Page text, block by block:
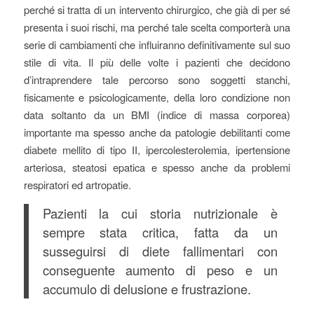
perché si tratta di un intervento chirurgico, che già di per sé
presenta i suoi rischi, ma perché tale scelta comporterà una
serie di cambiamenti che influiranno definitivamente sul suo
stile di vita. Il più delle volte i pazienti che decidono
d’intraprendere tale percorso sono soggetti stanchi,
fisicamente e psicologicamente, della loro condizione non
data soltanto da un BMI (indice di massa corporea)
importante ma spesso anche da patologie debilitanti come
diabete mellito di tipo II, ipercolesterolemia, ipertensione
arteriosa, steatosi epatica e spesso anche da problemi
respiratori ed artropatie.
Pazienti la cui storia nutrizionale è
sempre stata critica, fatta da un
susseguirsi di diete fallimentari con
conseguente aumento di peso e un
accumulo di delusione e frustrazione.